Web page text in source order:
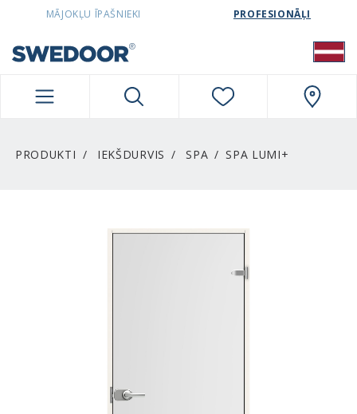
SWEDOORLATVIA NAVIGATION
MĀJOKĻU ĪPAŠNIEKI PROFESIONĀĻI
PRODUKTI IEKŠDURVIS SPA SPA LUMI+